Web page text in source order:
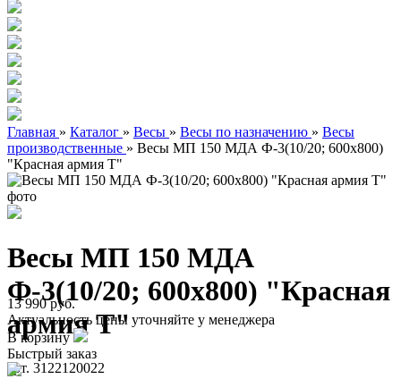
Главная » Каталог » Весы » Весы по назначению » Весы
производственные » Весы МП 150 МДА Ф-3(10/20; 600х800)
"Красная армия Т"
Весы МП 150 МДА
Ф-3(10/20; 600х800) "Красная
армия Т"
арт. 3122120022
13 990 руб.
Актуальность цены уточняйте у менеджера
В корзину
Быстрый заказ